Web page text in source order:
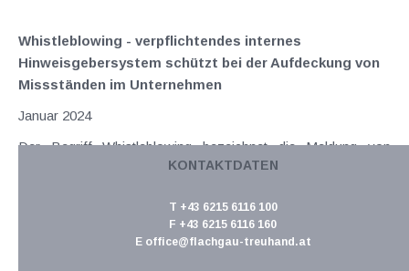
Whistleblowing - verpflichtendes internes
Hinweisgebersystem schützt bei der Aufdeckung von
Missständen im Unternehmen
Januar 2024
Der Begriff Whistleblowing bezeichnet die Meldung von
Missständen durch einen Hinweisgeber (Whistleblower)
(z.B. Behörde). Mit der Whistleblowing-Richtline (EU
2019/1937) wurde von der EU der rechtliche Rahmen für die...
KONTAKTDATEN
T +43 6215 6116 100
F +43 6215 6116 160
E office@flachgau-treuhand.at